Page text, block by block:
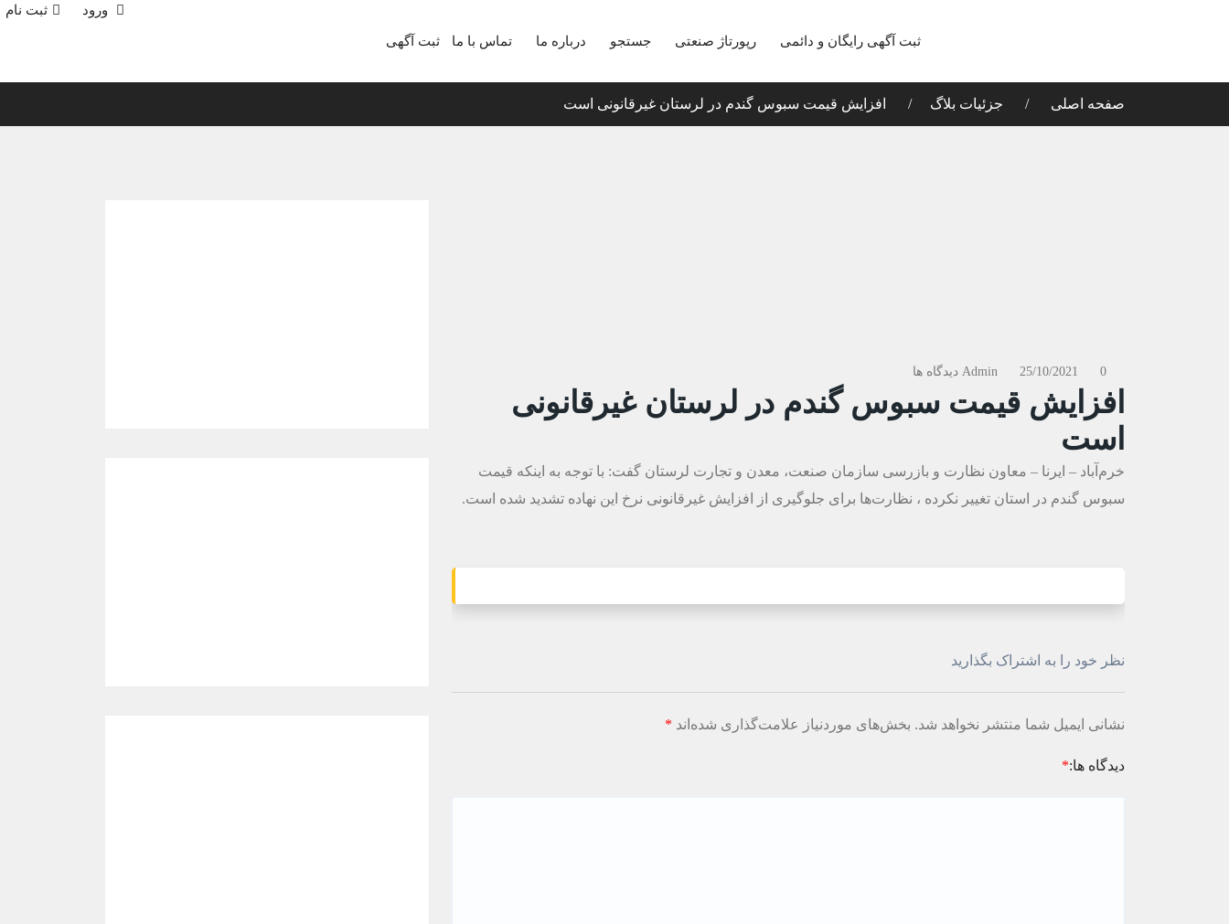
ثبت آگهی رایگان و دائمی رپورتاژ صنعتی جستجو درباره ما تماس با ما ثبت آگهی
ورود ثبت نام
صفحه اصلی جزئیات بلاگ افزایش قیمت سبوس گندم در لرستان غیرقانونی است
Admin 25/10/2021 0 دیدگاه ها
افزایش قیمت سبوس گندم در لرستان غیرقانونی
است
خرم‌آباد – ایرنا – معاون نظارت و بازرسی سازمان صنعت، معدن و تجارت لرستان گفت: با توجه به اینکه قیمت
سبوس گندم در استان تغییر نکرده ، نظارت‌ها برای جلوگیری از افزایش غیرقانونی نرخ این نهاده تشدید شده است.
نظر خود را به اشتراک بگذارید
نشانی ایمیل شما منتشر نخواهد شد. بخش‌های موردنیاز علامت‌گذاری شده‌اند *
دیدگاه ها:*